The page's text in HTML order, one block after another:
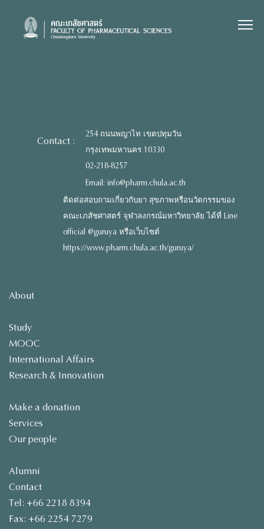
content
Contact :
254 ถนนพญาไท เขตปทุมวัน
กรุงเทพมหานคร 10330
02-218-8257
Email: info@pharm.chula.ac.th
ติดต่อสอบถามเกี่ยวกับยา สุขภาพหรือนวัตกรรมของ
คณะเภสัชศาสตร์ จุฬาลงกรณ์มหาวิทยาลัย ได้ที่ Line
official @guruya หรือเว็บไซต์
https://www.pharm.chula.ac.th/guruya/
About
Study
MOOC
International Affairs
Research & Innovation
Make a donation
Services
Our people
Alumni
Contact
Tel: +66 2218 8394
Fax: +66 2254 7279